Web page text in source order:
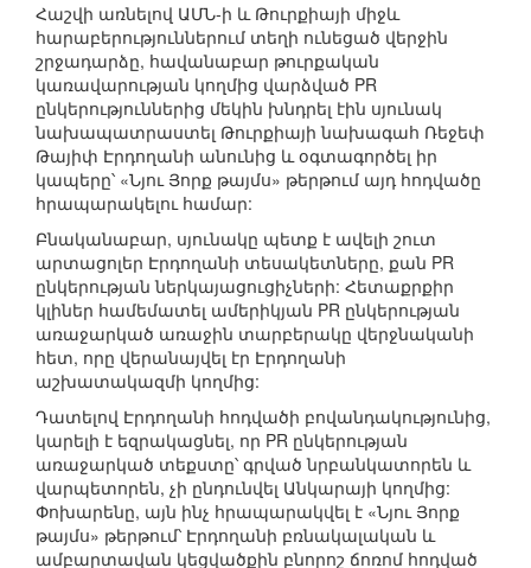
Հաշվի առնելով ԱՄՆ-ի և Թուրքիայի միջև
հարաբերություններում տեղի ունեցած վերջին
շրջադարձը, հավանաբար թուրքական
կառավարության կողմից վարձված PR
ընկերություններից մեկին խնդրել էին սյունակ
նախապատրաստել Թուրքիայի նախագահ Ռեջեփ
Թայիփ Էրդողանի անունից և օգտագործել իր
կապերը՝ «Նյու Յորք թայմս» թերթում այդ հոդվածը
հրապարակելու համար:
Բնականաբար, սյունակը պետք է ավելի շուտ
արտացոլեր Էրդողանի տեսակետները, քան PR
ընկերության ներկայացուցիչների: Հետաքրքիր
կլիներ համեմատել ամերիկյան PR ընկերության
առաջարկած առաջին տարբերակը վերջնականի
հետ, որը վերանայվել էր Էրդողանի
աշխատակազմի կողմից:
Դատելով Էրդողանի հոդվածի բովանդակությունից,
կարելի է եզրակացնել, որ PR ընկերության
առաջարկած տեքստը՝ գրված նրբանկատորեն և
վարպետորեն, չի ընդունվել Անկարայի կողմից:
Փոխարենը, այն ինչ հրապարակվել է «Նյու Յորք
թայմս» թերթում՝ Էրդողանի բռնակալական և
ամբարտավան կեցվածքին բնորոշ ճոռոմ հոդված